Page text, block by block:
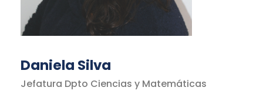
Daniela Silva
Jefatura Dpto Ciencias y Matemáticas